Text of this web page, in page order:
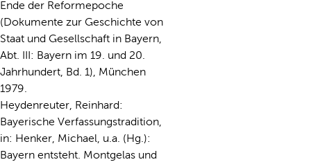
Ende der Reformepoche
(Dokumente zur Geschichte von
Staat und Gesellschaft in Bayern,
Abt. III: Bayern im 19. und 20.
Jahrhundert, Bd. 1), München
1979.
Heydenreuter, Reinhard:
Bayerische Verfassungstradition,
in: Henker, Michael, u.a. (Hg.):
Bayern entsteht. Montgelas und